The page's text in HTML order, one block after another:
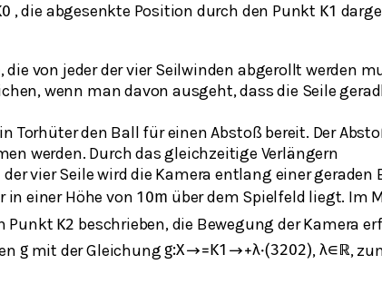
0 , die abgesenkte Position durch den Punkt K1
die von jeder der vier Seilwinden abgerollt werden
wenn man davon ausgeht, dass die Seile
Torhüter den Ball für einen Abstoß bereit. Der
werden. Durch das gleichzeitige Verlängern
vier Seile wird die Kamera entlang einer geraden
in einer Höhe von 10m über dem Spielfeld liegt. Im
Punkt K2 beschrieben, die Bewegung der Kamera
gmit der Gleichung g:X→= K1 →+λ⋅(3202), λ∈ ℝ,